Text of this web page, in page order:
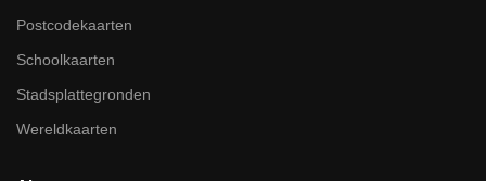
Postcodekaarten
Schoolkaarten
Stadsplattegronden
Wereldkaarten